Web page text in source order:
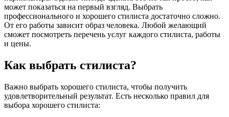
может показаться на первый взгляд. Выбрать
профессионального и хорошего стилиста достаточно сложно.
От его работы зависит образ человека. Любой желающий
сможет посмотреть перечень услуг каждого стилиста, работы
и цены.
Как выбрать стилиста?
Важно выбрать хорошего стилиста, чтобы получить
удовлетворительный результат. Есть несколько правил для
выбора хорошего стилиста: